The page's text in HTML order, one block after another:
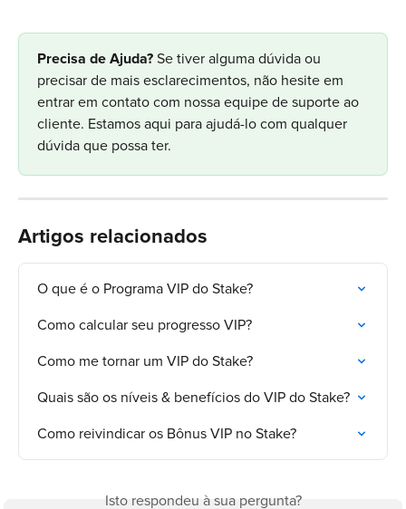
Precisa de Ajuda? Se tiver alguma dúvida ou
precisar de mais esclarecimentos, não hesite em
entrar em contato com nossa equipe de suporte ao
cliente. Estamos aqui para ajudá-lo com qualquer
dúvida que possa ter.
Artigos relacionados
O que é o Programa VIP do Stake?
Como calcular seu progresso VIP?
Como me tornar um VIP do Stake?
Quais são os níveis & benefícios do VIP do Stake?
Como reivindicar os Bônus VIP no Stake?
Isto respondeu à sua pergunta?